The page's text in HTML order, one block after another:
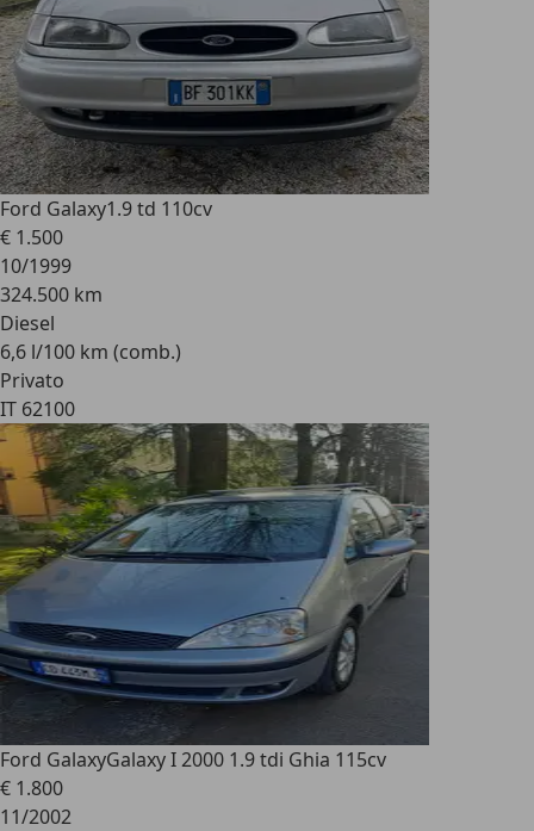
Ford Galaxy1.9 td 110cv
€ 1.500
10/1999
324.500 km
Diesel
6,6 l/100 km (comb.)
Privato
IT 62100
Ford GalaxyGalaxy I 2000 1.9 tdi Ghia 115cv
€ 1.800
11/2002